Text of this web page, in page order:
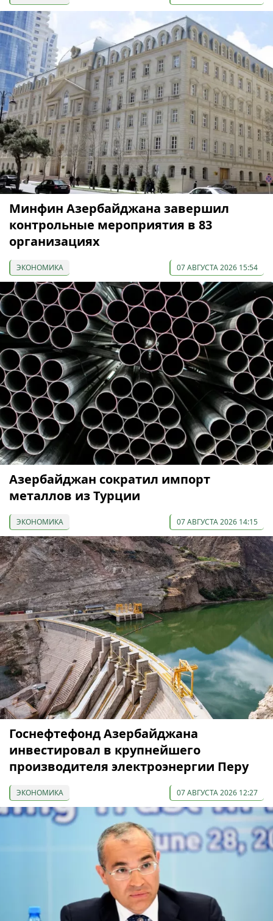
Минфин Азербайджана завершил
контрольные мероприятия в 83
организациях
ЭКОНОМИКА 07 АВГУСТА 2026 15:54
Азербайджан сократил импорт
металлов из Турции
ЭКОНОМИКА 07 АВГУСТА 2026 14:15
Госнефтефонд Азербайджана
инвестировал в крупнейшего
производителя электроэнергии Перу
ЭКОНОМИКА 07 АВГУСТА 2026 12:27